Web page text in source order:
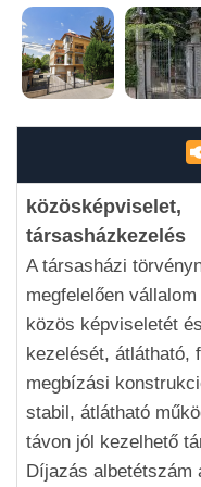
kialakítása,
takarítás.
Remélem elnyerte
Keressen bennünk!
Üdvözlettel és
ügyvezető
Keressen
közösképviselet,
társasházkezelés
A társasházi
megfelelően
közös képviseletét
kezelését, átlátható,
megbízási
stabil, átlátható
távon jól kezelhető
Díjazás albetétszám